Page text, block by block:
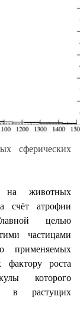
сферических
на животных
счёт атрофии
целью
частицами
применяемых
фактору роста
которого
в растущих